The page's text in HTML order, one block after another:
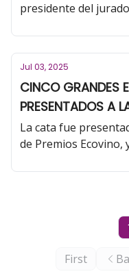
presidente del
por Iñigo Crespo,
Jul 03, 2025
CINCO GRANDES
PRESENTADOS A
ENÓLOGOS DE
La cata fue
de Premios Ecovino,
Análisis Sensorial de
First